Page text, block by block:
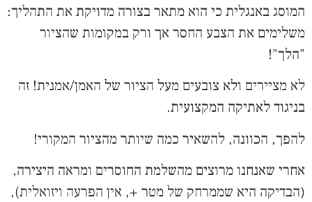
המוסג באנגלית כי הוא מתאר בצורה מדויקת את התהליך:
משלימים את הצבע החסר אך ורק במקומות שהציור
"הלך"!
לא מציירים ולא צובעים מעל הציור של האמן/אמנית! זה
בניגוד לאתיקה המקצועית.
להפך, הכוונה, להשאיר כמה שיותר מהציור המקורי!
אחרי שאנחנו מרוצים מהשלמת החוסרים ומראה היצירה,
(הבדיקה היא שממרחק של מטר +, אין הפרעה ויזואלית),